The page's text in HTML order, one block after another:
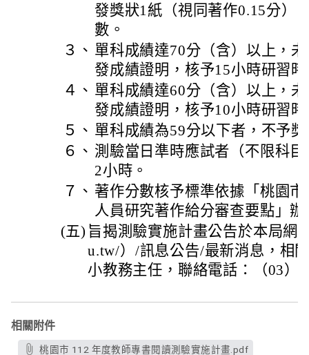
發獎狀1紙（視同著作0.15分）
數。
３、 單科成績達70分（含）以上，
發成績證明，核予15小時研習
４、 單科成績達60分（含）以上，
發成績證明，核予10小時研習
５、 單科成績為59分以下者，不予
６、 測驗當日準時應試者（不限科
2小時。
７、 著作分數核予標準依據「桃園
人員研究著作給分審查要點」辦
(五) 旨揭測驗實施計畫公告於本局網
u.tw/）/訊息公告/最新消息，相
小教務主任，聯絡電話：（03）
相關附件
桃園市 112 年度教師專書閱讀測驗實施計畫.pdf